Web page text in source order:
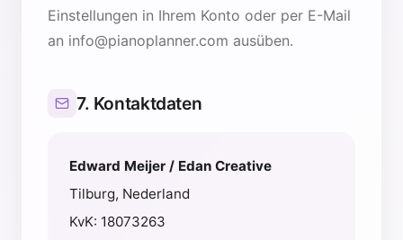
Einstellungen in Ihrem Konto oder per E-Mail
an info@pianoplanner.com ausüben.
7. Kontaktdaten
Edward Meijer / Edan Creative
Tilburg, Nederland
KvK: 18073263